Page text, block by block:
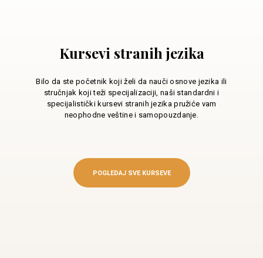
Kursevi stranih jezika
Bilo da ste početnik koji želi da nauči osnove jezika ili
stručnjak koji teži specijalizaciji, naši standardni i
specijalistički kursevi stranih jezika pružiće vam
neophodne veštine i samopouzdanje.
POGLEDAJ SVE KURSEVE